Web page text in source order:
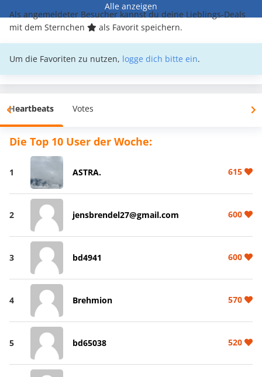
Alle anzeigen
Als angemeldeter Besucher kannst du deine Lieblings-Deals
mit dem Sternchen
als Favorit speichern.
Um die Favoriten zu nutzen, logge dich bitte ein.
Heartbeats Votes
Die Top 10 User der Woche:
1 ASTRA. 615
2 jensbrendel27@gmail.com 600
3 bd4941 600
4 Brehmion 570
5 bd65038 520